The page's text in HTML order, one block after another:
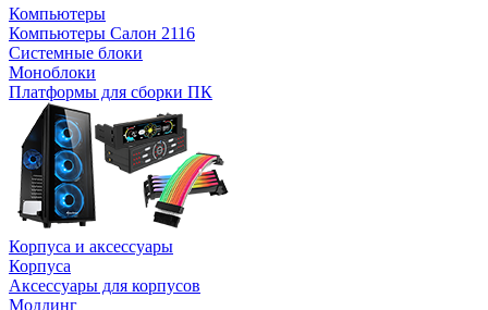
Компьютеры
Компьютеры Салон 2116
Системные блоки
Моноблоки
Платформы для сборки ПК
Корпуса и аксессуары
Корпуса
Аксессуары для корпусов
Моддинг